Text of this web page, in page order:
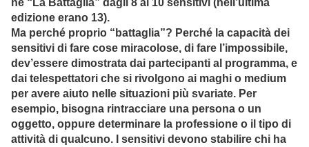
ne “La Battaglia” dagli 8 ai 10 sensitivi (nell’ultima
edizione erano 13).
Ma perché proprio “battaglia”? Perché la capacità dei
sensitivi di fare cose miracolose, di fare l’impossibile,
dev’essere dimostrata dai partecipanti al programma, e
dai telespettatori che si rivolgono ai maghi o medium
per avere aiuto nelle situazioni più svariate. Per
esempio, bisogna rintracciare una persona o un
oggetto, oppure determinare la professione o il tipo di
attività di qualcuno. I sensitivi devono stabilire chi ha